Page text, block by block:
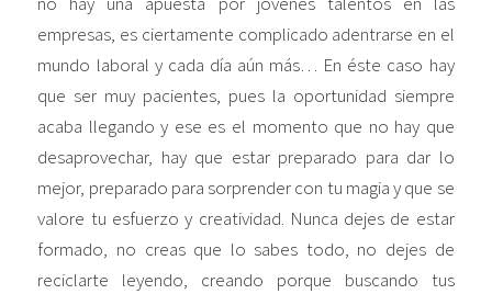
empresas, es ciertamente complicado adentrarse en el
mundo laboral y cada día aún más… En éste caso hay
que ser muy pacientes, pues la oportunidad siempre
acaba llegando y ese es el momento que no hay que
desaprovechar, hay que estar preparado para dar lo
mejor, preparado para sorprender con tu magia y que se
valore tu esfuerzo y creatividad. Nunca dejes de estar
formado, no creas que lo sabes todo, no dejes de
reciclarte leyendo, creando porque buscando tus